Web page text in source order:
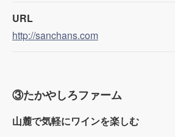
URL
http://sanchans.com
③たかやしろファーム
山麓で気軽にワインを楽しむ